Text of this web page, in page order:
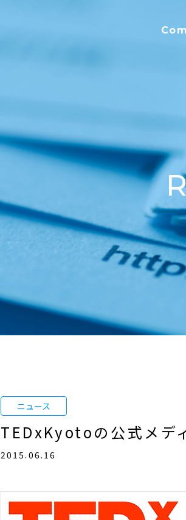
TEDxKyotoの公式メデ
2015.06.16